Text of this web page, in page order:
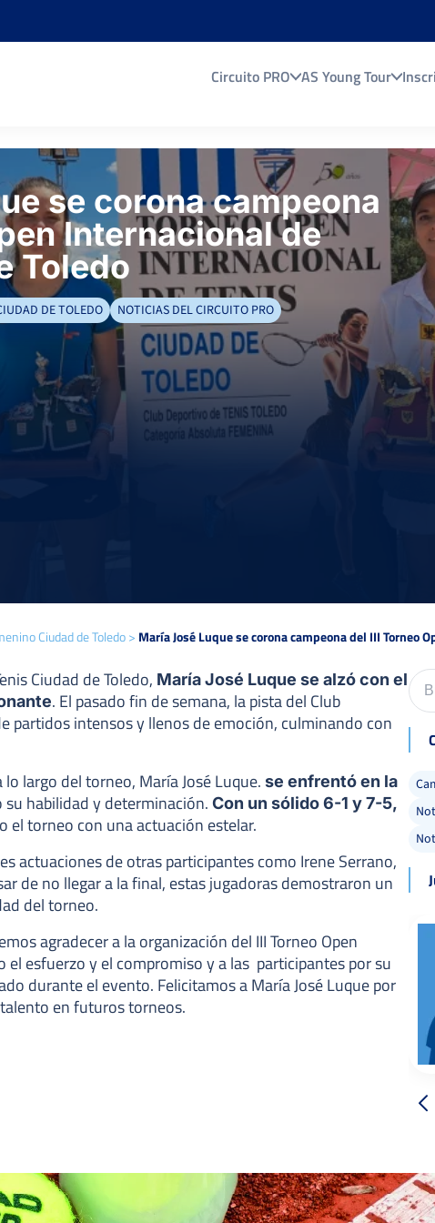
Circuito PRO AS Young Tour
se corona campeona
Internacional de
Toledo
DE TOLEDO
NOTICIAS DEL CIRCUITO PRO
Ciudad de Toledo> María José Luque se corona campeona del III Torneo
Ciudad de Toledo, María José Luque se alzó con el
. El pasado fin de semana, la pista del Club
partidos intensos y llenos de emoción, culminando con
largo del torneo, María José Luque. se enfrentó en la
habilidad y determinación. Con un sólido 6-1 y 7-5,
el torneo con una actuación estelar.
actuaciones de otras participantes como Irene Serrano,
de no llegar a la final, estas jugadoras demostraron un
del torneo.
agradecer a la organización del III Torneo Open
el esfuerzo y el compromiso y a las participantes por su
durante el evento. Felicitamos a María José Luque por
en futuros torneos.